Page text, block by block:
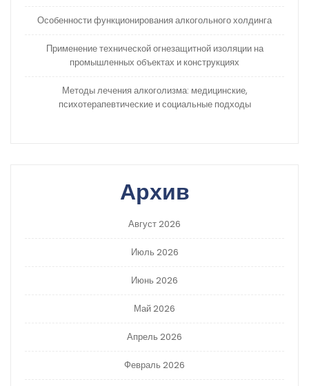
Особенности функционирования алкогольного холдинга
Применение технической огнезащитной изоляции на
промышленных объектах и конструкциях
Методы лечения алкоголизма: медицинские,
психотерапевтические и социальные подходы
Архив
Август 2026
Июль 2026
Июнь 2026
Май 2026
Апрель 2026
Февраль 2026